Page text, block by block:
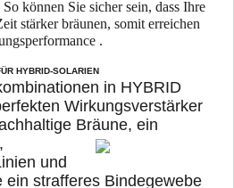
können Sie sicher sein, dass Ihre
stärker bräunen, somit erreichen
.
HYBRID-SOLARIEN
in HYBRID
Wirkungsverstärker
Bräune, ein
und
ein strafferes Bindegewebe